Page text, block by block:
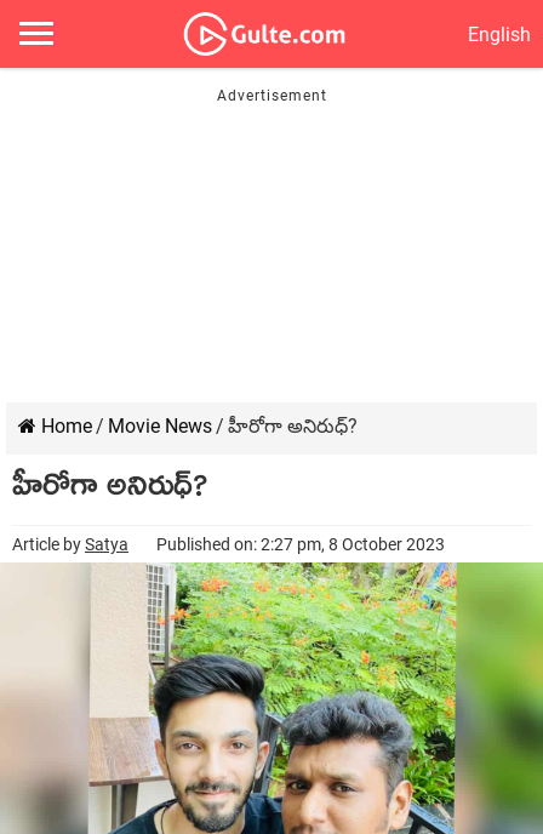
English
Home/ Movie News/ హీరోగా అనిరుధ్?
హీరోగా అనిరుధ్?
Article bySatya Published on: 2:27 pm, 8 October 2023